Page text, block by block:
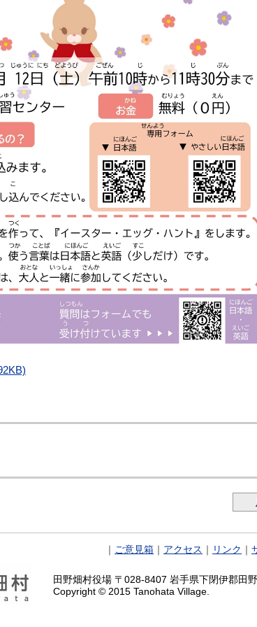
｜ ご意見箱 ｜ アクセス ｜ リンク ｜
田野畑村役場 〒028-8407 岩手県下閉伊郡
Copyright © 2015 Tanohata Village.